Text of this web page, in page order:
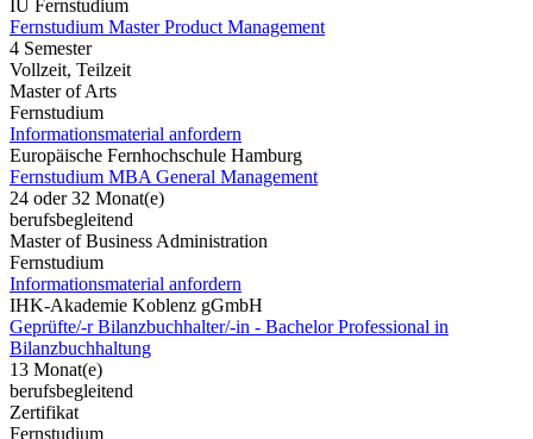
IU Fernstudium
Fernstudium Master Product Management
4 Semester
Vollzeit, Teilzeit
Master of Arts
Fernstudium
Informationsmaterial anfordern
Europäische Fernhochschule Hamburg
Fernstudium MBA General Management
24 oder 32 Monat(e)
berufsbegleitend
Master of Business Administration
Fernstudium
Informationsmaterial anfordern
IHK-Akademie Koblenz gGmbH
Geprüfte/-r Bilanzbuchhalter/-in - Bachelor Professional in
Bilanzbuchhaltung
13 Monat(e)
berufsbegleitend
Zertifikat
Fernstudium